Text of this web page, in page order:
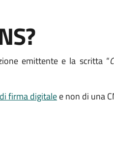
emittente e la scritta “
firma digitalee non di una